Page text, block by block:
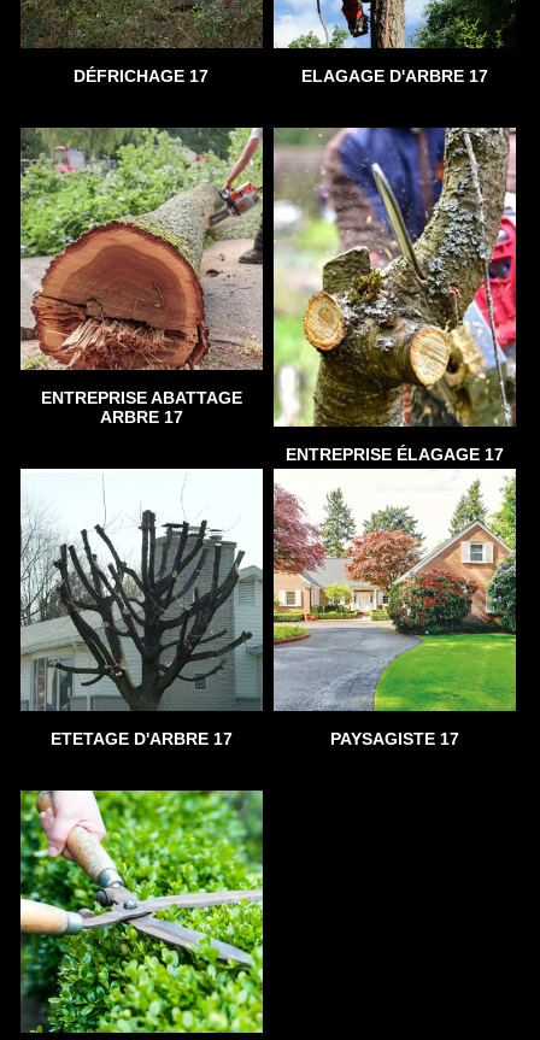
DÉFRICHAGE 17 ELAGAGE D'ARBRE 17
ENTREPRISE ABATTAGE
ARBRE 17
ENTREPRISE ÉLAGAGE 17
ETETAGE D'ARBRE 17 PAYSAGISTE 17